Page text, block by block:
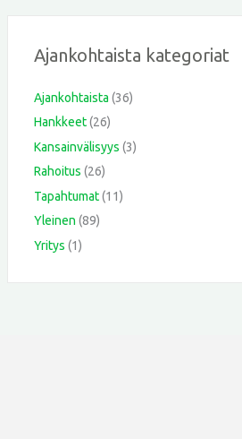
Ajankohtaista kategoriat
Ajankohtaista (36)
Hankkeet(26)
Kansainvälisyys (3)
Rahoitus (26)
Tapahtumat(11)
Yleinen (89)
Yritys (1)